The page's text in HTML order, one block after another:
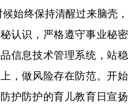
始终保持清醒过来脑壳，
认识，严格遵守事业秘密
信息技术管理系统，站稳
，做风险存在防范。开始
护防护的育儿教育日宣扬